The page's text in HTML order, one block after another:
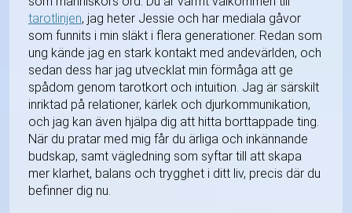
tarotlinjen, jag heter Jessie och har mediala gåvor
som funnits i min släkt i flera generationer. Redan som
ung kände jag en stark kontakt med andevärlden, och
sedan dess har jag utvecklat min förmåga att ge
spådom genom tarotkort och intuition. Jag är särskilt
inriktad på relationer, kärlek och djurkommunikation,
och jag kan även hjälpa dig att hitta borttappade ting.
När du pratar med mig får du ärliga och inkännande
budskap, samt vägledning som syftar till att skapa
mer klarhet, balans och trygghet i ditt liv, precis där du
befinner dig nu.